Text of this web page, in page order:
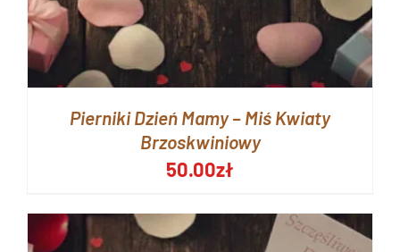
Pierniki Dzień Mamy – Miś Kwiaty
Brzoskwiniowy
50.00zł